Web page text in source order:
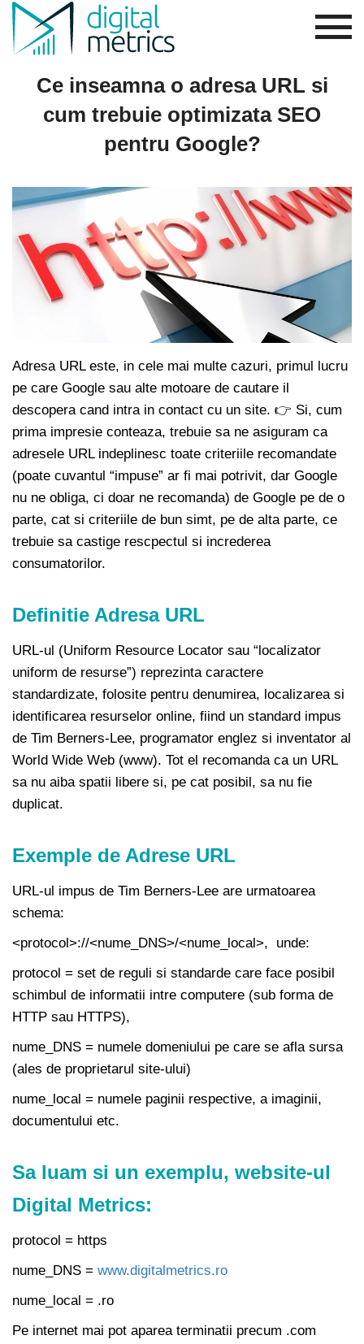
Ce inseamna o adresa URL si
cum trebuie optimizata SEO
pentru Google?
Adresa URL este, in cele mai multe cazuri, primul lucru
pe care Google sau alte motoare de cautare il
descopera cand intra in contact cu un site. 👉 Si, cum
prima impresie conteaza, trebuie sa ne asiguram ca
adresele URL indeplinesc toate criteriile recomandate
(poate cuvantul “impuse” ar fi mai potrivit, dar Google
nu ne obliga, ci doar ne recomanda) de Google pe de o
parte, cat si criteriile de bun simt, pe de alta parte, ce
trebuie sa castige rescpectul si increderea
consumatorilor.
Definitie Adresa URL
URL-ul (Uniform Resource Locator sau “localizator
uniform de resurse”) reprezinta caractere
standardizate, folosite pentru denumirea, localizarea si
identificarea resurselor online, fiind un standard impus
de Tim Berners-Lee, programator englez si inventator al
World Wide Web (www). Tot el recomanda ca un URL
sa nu aiba spatii libere si, pe cat posibil, sa nu fie
duplicat.
Exemple de Adrese URL
URL-ul impus de Tim Berners-Lee are urmatoarea
schema:
<protocol>://<nume_DNS>/<nume_local>, unde:
protocol = set de reguli si standarde care face posibil
schimbul de informatii intre computere (sub forma de
HTTP sau HTTPS),
nume_DNS = numele domeniului pe care se afla sursa
(ales de proprietarul site-ului)
nume_local = numele paginii respective, a imaginii,
documentului etc.
Sa luam si un exemplu, website-ul
Digital Metrics:
protocol = https
nume_DNS = www.digitalmetrics.ro
nume_local = .ro
Pe internet mai pot aparea terminatii precum .com